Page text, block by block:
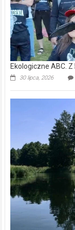
Ekologiczne ABC.
30 lipca, 2026